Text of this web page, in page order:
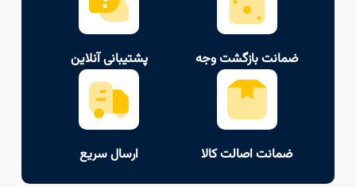
ضمانت بازگشت وجه پشتیبانی آنلاین
ضمانت اصالت کالا ارسال سریع